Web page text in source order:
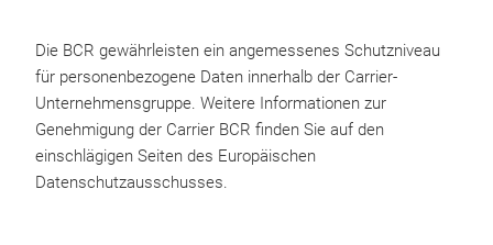
Die BCR gewährleisten ein angemessenes Schutzniveau
für personenbezogene Daten innerhalb der Carrier-
Unternehmensgruppe. Weitere Informationen zur
Genehmigung der Carrier BCR finden Sie auf den
einschlägigen Seiten des Europäischen
Datenschutzausschusses.